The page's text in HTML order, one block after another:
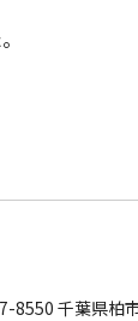
8550 千葉県柏